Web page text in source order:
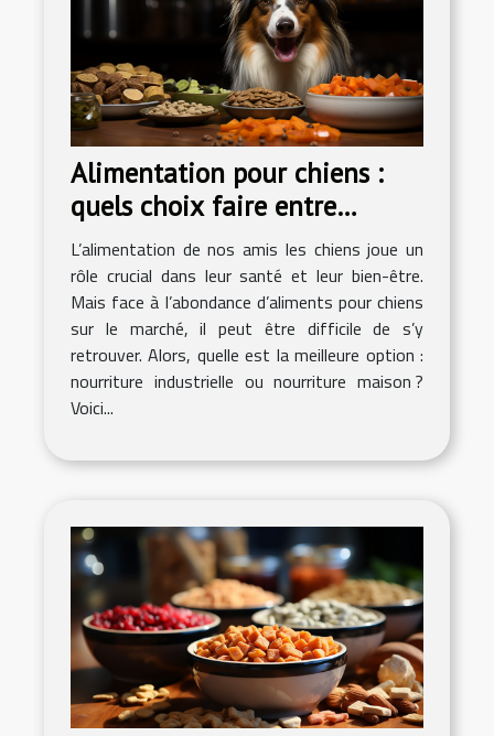
Alimentation pour chiens :
quels choix faire entre
nourritures industrielles ou
nourritures maison ?
L’alimentation de nos amis les chiens joue un
rôle crucial dans leur santé et leur bien-être.
Mais face à l’abondance d’aliments pour chiens
sur le marché, il peut être difficile de s’y
retrouver. Alors, quelle est la meilleure option :
nourriture industrielle ou nourriture maison ?
Voici...